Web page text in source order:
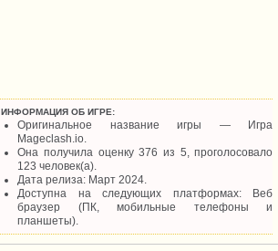
ИНФОРМАЦИЯ ОБ ИГРЕ:
Оригинальное название игры — Игра
Mageclash.io.
Она получила оценку 376 из 5, проголосовало
123 человек(а).
Дата релиза: Март 2024.
Доступна на следующих платформах: Веб
браузер (ПК, мобильные телефоны и
планшеты).